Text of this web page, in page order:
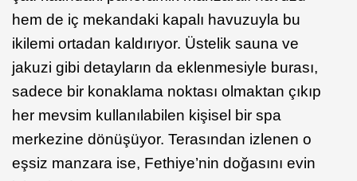
hem de iç mekandaki kapalı havuzuyla bu
ikilemi ortadan kaldırıyor. Üstelik sauna ve
jakuzi gibi detayların da eklenmesiyle burası,
sadece bir konaklama noktası olmaktan çıkıp
her mevsim kullanılabilen kişisel bir spa
merkezine dönüşüyor. Terasından izlenen o
eşsiz manzara ise, Fethiye’nin doğasını evin